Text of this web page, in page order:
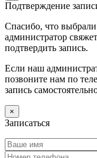
Подтверждение
Спасибо, что
администратор
подтвердить запись.
Если наш
позвоните нам по
запись
×
Записаться